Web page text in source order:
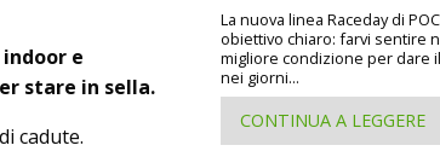
e
stare in sella.
cadute.
La nuova linea Raceday di
obiettivo chiaro: farvi sentire
migliore condizione per dare
nei giorni...
CONTINUA A LEGGERE